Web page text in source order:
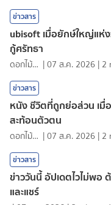
ข่าวสาร
ubisoft เมื่อยักษ์ใหญ่แห่ง
กู้ศรัทธา
ดอกไม้กับสายน้ำ |07 ส.ค. 2026 | 2
ข่าวสาร
หนัง ชีวิตที่ถูกย่อส่วน เมื่
สะท้อนตัวตน
ดอกไม้กับสายน้ำ |07 ส.ค. 2026 | 2
ข่าวสาร
ข่าววันนี้ อัปเดตไวไม่พอ
และแชร์